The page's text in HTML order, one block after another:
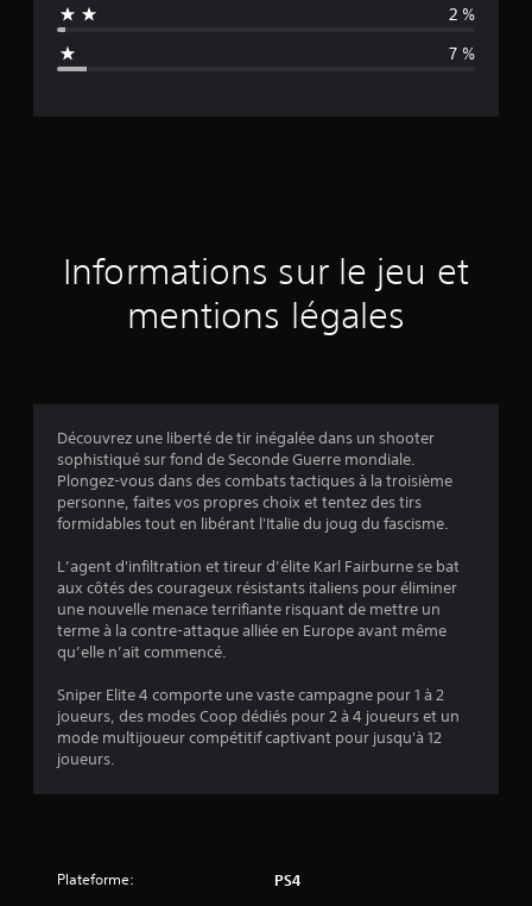
n
d
a
:
4
.
3
é
t
2 %
7 %
Informations sur le jeu et
mentions légales
Découvrez une liberté de tir inégalée dans un shooter
sophistiqué sur fond de Seconde Guerre mondiale.
Plongez-vous dans des combats tactiques à la troisième
personne, faites vos propres choix et tentez des tirs
formidables tout en libérant l'Italie du joug du fascisme.
L’agent d'infiltration et tireur d’élite Karl Fairburne se bat
aux côtés des courageux résistants italiens pour éliminer
une nouvelle menace terrifiante risquant de mettre un
terme à la contre-attaque alliée en Europe avant même
qu’elle n’ait commencé.
Sniper Elite 4 comporte une vaste campagne pour 1 à 2
joueurs, des modes Coop dédiés pour 2 à 4 joueurs et un
mode multijoueur compétitif captivant pour jusqu'à 12
joueurs.
Plateforme: PS4